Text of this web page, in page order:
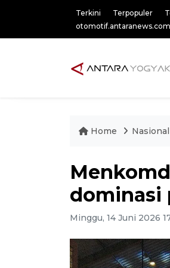
Terkini Terpopuler
otomotif.antaranews.com
Home Nasional
dominasi
Minggu, 14 Juni 2026